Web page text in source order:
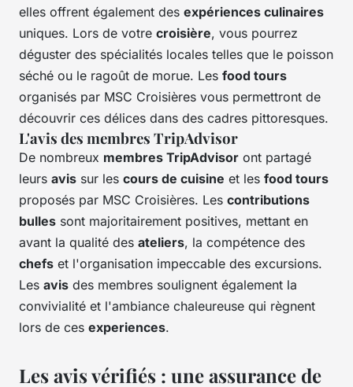
elles offrent également des expériences culinaires
uniques. Lors de votre croisière, vous pourrez
déguster des spécialités locales telles que le poisson
séché ou le ragoût de morue. Les food tours
organisés par MSC Croisières vous permettront de
découvrir ces délices dans des cadres pittoresques.
L'avis des membres TripAdvisor
De nombreux membres TripAdvisor ont partagé
leurs avis sur les cours de cuisine et les food tours
proposés par MSC Croisières. Les contributions
bulles sont majoritairement positives, mettant en
avant la qualité des ateliers, la compétence des
chefs et l'organisation impeccable des excursions.
Les avis des membres soulignent également la
convivialité et l'ambiance chaleureuse qui règnent
lors de ces experiences.
Les avis vérifiés : une assurance de